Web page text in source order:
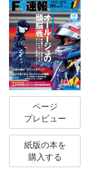
ページ
プレビュー
紙版の本を
購入する